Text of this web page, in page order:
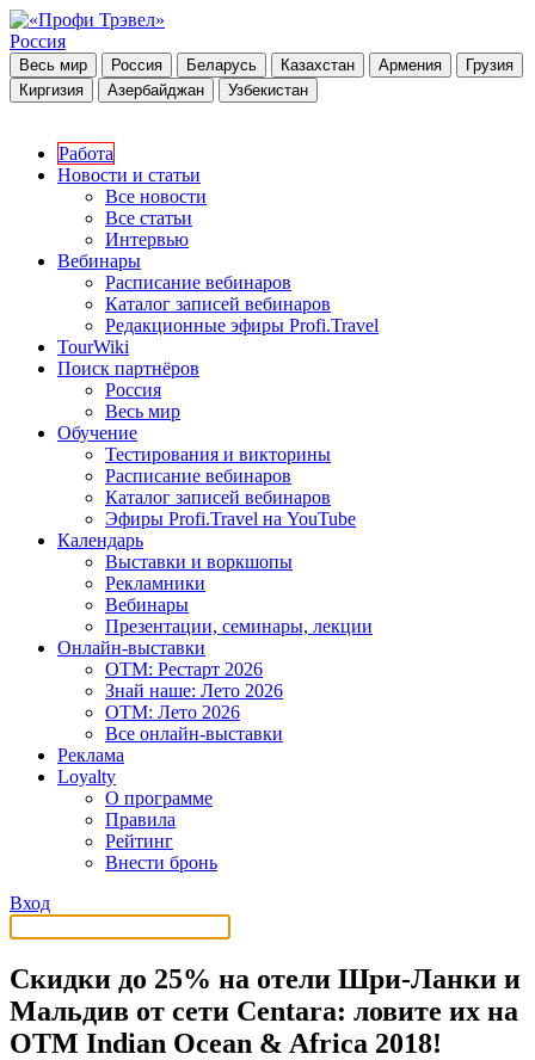
Россия
Весь мир Россия Беларусь Казахстан Армения
Грузия
Киргизия
Азербайджан Узбекистан
Работа
Новости и статьи
Все новости
Все статьи
Интервью
Вебинары
Расписание вебинаров
Каталог записей вебинаров
Редакционные эфиры Profi.Travel
TourWiki
Поиск партнёров
Россия
Весь мир
Обучение
Тестирования и викторины
Расписание вебинаров
Каталог записей вебинаров
Эфиры Profi.Travel на YouTube
Календарь
Выставки и воркшопы
Рекламники
Вебинары
Презентации, семинары, лекции
Онлайн-выставки
OTM: Рестарт 2026
Знай наше: Лето 2026
OTM: Лето 2026
Все онлайн-выставки
Реклама
Loyalty
О программе
Правила
Рейтинг
Внести бронь
Вход
Скидки до 25% на отели Шри-Ланки и
Мальдив от сети Centara: ловите их на
ОТМ Indian Ocean & Africa 2018!